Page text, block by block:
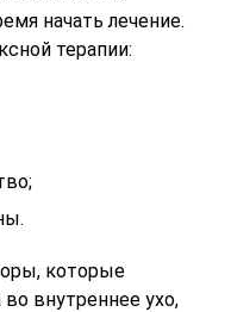
начать лечение.
терапии:
которые
внутреннее ухо,